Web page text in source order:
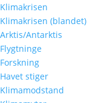
Klimakrisen
Klimakrisen (blandet)
Arktis/Antarktis
Flygtninge
Forskning
Havet stiger
Klimamodstand